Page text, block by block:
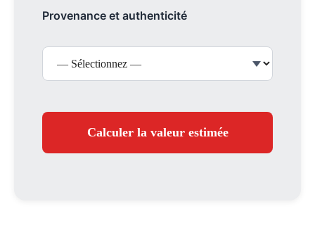
Provenance et authenticité
Calculer la valeur estimée